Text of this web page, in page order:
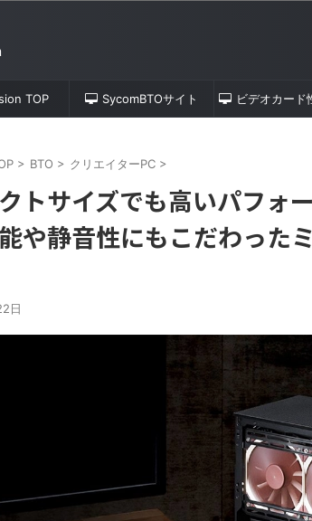
TOP SycomBTOサイト ビデオカード
> BTO > クリエイターPC >
トサイズでも高いパフォ
や静音性にもこだわった
日